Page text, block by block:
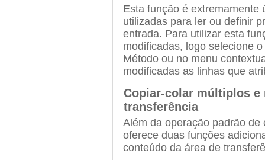
Esta função é extremamente
utilizadas para ler ou definir
entrada. Para utilizar esta
modificadas, logo selecione
Método ou no menu
modificadas as linhas que
Copiar-colar múltiplos e
transferência
Além da operação padrão
oferece duas funções
conteúdo da área de